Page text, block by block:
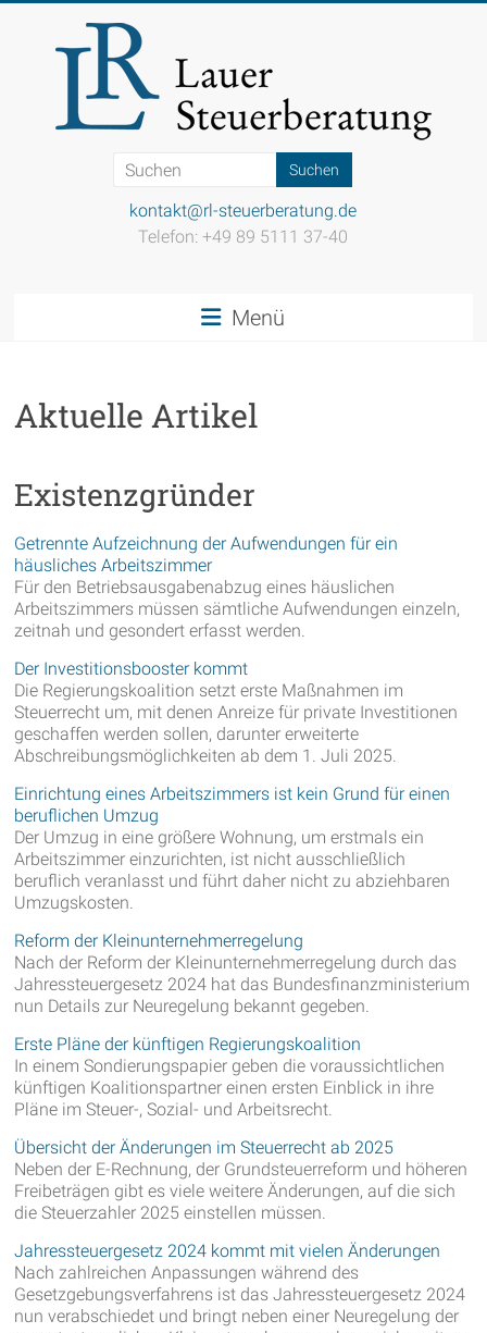
springen
Steuerkanzlei
kontakt@rl-steuerberatung.de
Telefon: +49 89 5111 37-40
Menü
Aktuelle Artikel
Existenzgründer
Getrennte Aufzeichnung der Aufwendungen für ein
häusliches Arbeitszimmer
Für den Betriebsausgabenabzug eines häuslichen
Arbeitszimmers müssen sämtliche Aufwendungen einzeln,
zeitnah und gesondert erfasst werden.
Der Investitionsbooster kommt
Die Regierungskoalition setzt erste Maßnahmen im
Steuerrecht um, mit denen Anreize für private Investitionen
geschaffen werden sollen, darunter erweiterte
Abschreibungsmöglichkeiten ab dem 1. Juli 2025.
Einrichtung eines Arbeitszimmers ist kein Grund für einen
beruflichen Umzug
Der Umzug in eine größere Wohnung, um erstmals ein
Arbeitszimmer einzurichten, ist nicht ausschließlich
beruflich veranlasst und führt daher nicht zu abziehbaren
Umzugskosten.
Reform der Kleinunternehmerregelung
Nach der Reform der Kleinunternehmerregelung durch das
Jahressteuergesetz 2024 hat das Bundesfinanzministerium
nun Details zur Neuregelung bekannt gegeben.
Erste Pläne der künftigen Regierungskoalition
In einem Sondierungspapier geben die voraussichtlichen
künftigen Koalitionspartner einen ersten Einblick in ihre
Pläne im Steuer-, Sozial- und Arbeitsrecht.
Übersicht der Änderungen im Steuerrecht ab 2025
Neben der E-Rechnung, der Grundsteuerreform und höheren
Freibeträgen gibt es viele weitere Änderungen, auf die sich
die Steuerzahler 2025 einstellen müssen.
Jahressteuergesetz 2024 kommt mit vielen Änderungen
Nach zahlreichen Anpassungen während des
Gesetzgebungsverfahrens ist das Jahressteuergesetz 2024
nun verabschiedet und bringt neben einer Neuregelung der